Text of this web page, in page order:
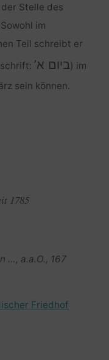
Stelle des
im
Teil schreibt er
ביום א’) im
sein können.
1785
…, a.a.O., 167
Friedhof